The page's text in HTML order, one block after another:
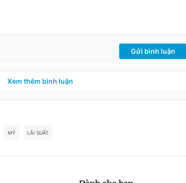
Gửi bình luận
Xem thêm bình luận
MỸ LÃI SUẤT